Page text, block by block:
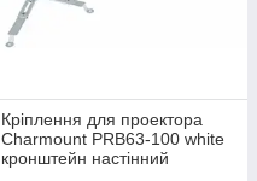
Кріплення для проектора
Charmount PRB63-100 white
кронштейн настінний